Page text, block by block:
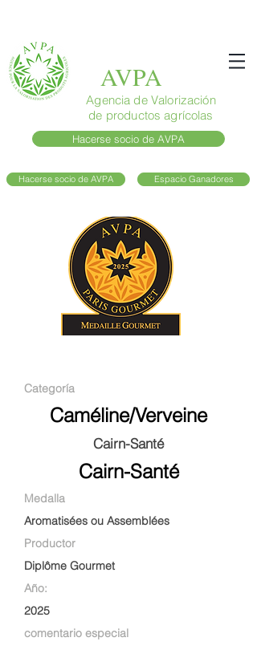
AVPA
Agencia de Valorización
de productos agrícolas
Hacerse socio de AVPA
Hacerse socio de AVPA Espacio Ganadores
Categoría
Caméline/Verveine
Cairn-Santé
Cairn-Santé
Medalla
Aromatisées ou Assemblées
Productor
Diplôme Gourmet
Año:
2025
comentario especial